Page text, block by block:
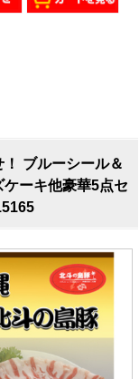
ブルーシール＆
ーキ他豪華5点セ